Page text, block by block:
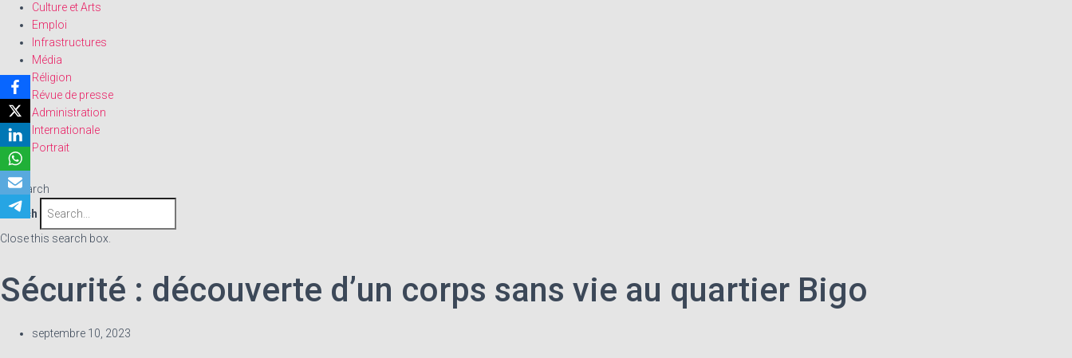
Culture et Arts
Emploi
Infrastructures
Média
Réligion
Révue de presse
Administration
Internationale
Portrait
Search
Search
Close this search box.
Sécurité : découverte d’un corps sans vie au quartier Bigo
septembre 10, 2023